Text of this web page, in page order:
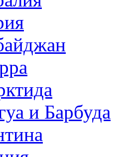
и Барбуда